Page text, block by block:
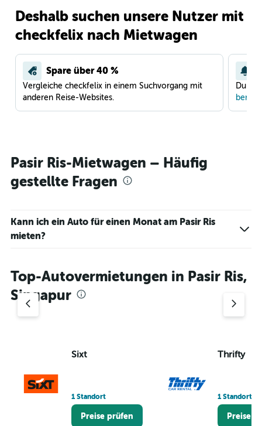
Deshalb suchen unsere Nutzer mit
checkfelix nach Mietwagen
Spare über 40 %
Vergleiche checkfelix in einem Suchvorgang mit
anderen Reise-Websites.
Du
Pasir Ris-Mietwagen – Häufig
gestellte Fragen
Kann ich ein Auto für einen Monat am Pasir Ris
mieten?
Top-Autovermietungen in Pasir Ris,
Singapur
Sixt
1 Standort
Preise prüfen
Thrifty
1 Standort
Preise